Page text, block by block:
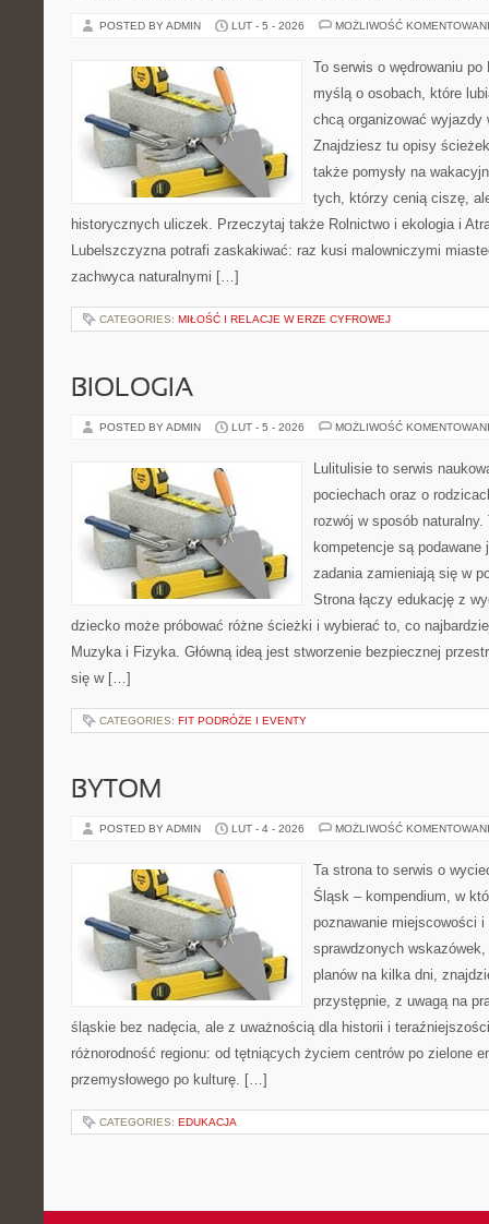
POSTED BY ADMIN LUT - 5 - 2026 MOŻLIWOŚĆ
To serwis o wędrowaniu
myślą o osobach, które
chcą organizować wyjazdy
Znajdziesz tu opisy
także pomysły na
tych, którzy cenią ciszę,
historycznych uliczek. Przeczytaj także Rolnictwo i ekologia i
Lubelszczyzna potrafi zaskakiwać: raz kusi malowniczymi
zachwyca naturalnymi […]
CATEGORIES: MIŁOŚĆ I RELACJE W ERZE CYFROWEJ
BIOLOGIA
POSTED BY ADMIN LUT - 5 - 2026 MOŻLIWOŚĆ
Lulitulisie to serwis
pociechach oraz o
rozwój w sposób
kompetencje są
zadania zamieniają się w
Strona łączy edukację z
dziecko może próbować różne ścieżki i wybierać to, co
Muzyka i Fizyka. Główną ideą jest stworzenie bezpiecznej
się w […]
CATEGORIES: FIT PODRÓŻE I EVENTY
BYTOM
POSTED BY ADMIN LUT - 4 - 2026 MOŻLIWOŚĆ
Ta strona to serwis o
Śląsk – kompendium, w
poznawanie miejscowości
sprawdzonych
planów na kilka dni,
przystępnie, z uwagą na
śląskie bez nadęcia, ale z uważnością dla historii i
różnorodność regionu: od tętniących życiem centrów po zielone
przemysłowego po kulturę. […]
CATEGORIES: EDUKACJA